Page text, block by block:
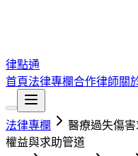
律點通
首頁法律專欄合作律師關
法律專欄
醫療過失傷
權益與求助管道